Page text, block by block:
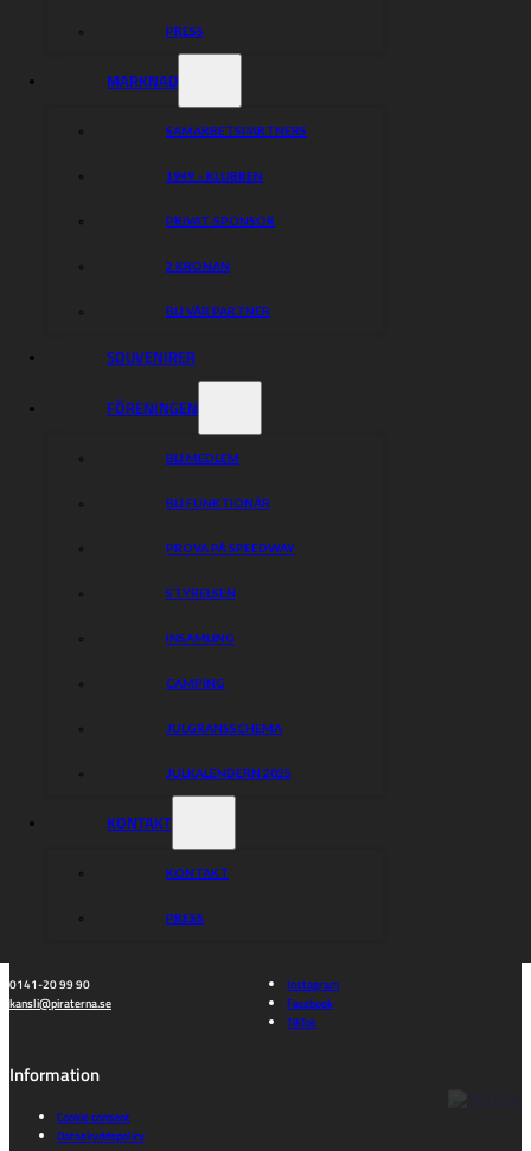
PRESS
MARKNAD
SAMARBETSPARTNERS
1949 – KLUBBEN
PRIVAT-SPONSOR
2 KRONAN
BLI VÅR PARTNER
SOUVENIRER
FÖRENINGEN
BLI MEDLEM
BLI FUNKTIONÄR
PROVA PÅ SPEEDWAY
STYRELSEN
INSAMLING
CAMPING
JULGRANSSCHEMA
JULKALENDERN 2025
KONTAKT
KONTAKT
PRESS
Piraterna
Speedway
Truppen
Hitta rätt
0141-20 99 90
kansli@piraterna.se
Instagram
Facebook
TikTok
Information
Cookie consent
Dataskyddspolicy